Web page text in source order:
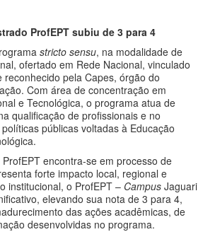
ProfEPT subiu de 3 para 4
stricto sensu, na modalidade de
ofertado em Rede Nacional, vinculado
reconhecido pela Capes, órgão do
Com área de concentração em
e Tecnológica, o programa atua de
qualificação de profissionais e no
públicas voltadas à Educação
encontra-se em processo de
forte impacto local, regional e
institucional, o ProfEPT – Campus Jaguari
elevando sua nota de 3 para 4,
das ações acadêmicas, de
desenvolvidas no programa.